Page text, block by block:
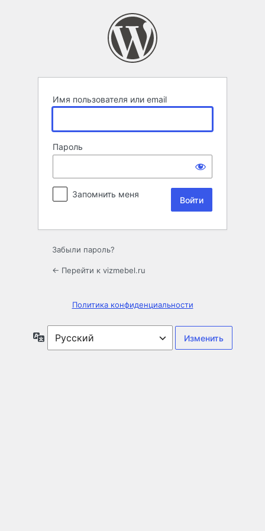
Имя пользователя или email
Пароль
Запомнить меня
Забыли пароль?
← Перейти к vizmebel.ru
Политика конфиденциальности
Язык